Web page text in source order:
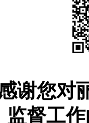
谢您对
监督工